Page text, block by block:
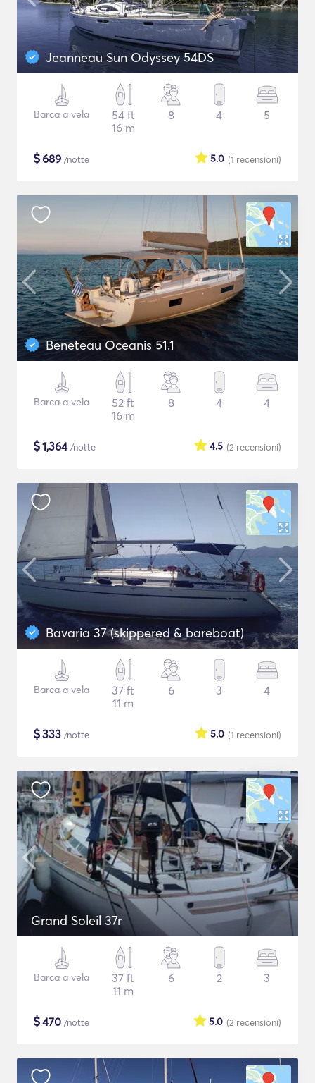
Jeanneau Sun Odyssey 54DS
Barca a vela
54 ft
16 m
8 4 5
$689 /notte (1 recensioni)
5.0
Beneteau Oceanis 51.1
Barca a vela
52 ft
16 m
8 4 4
$1,364/notte (2 recensioni)
4.5
Bavaria 37 (skippered & bareboat)
Barca a vela
37 ft
11 m
6 3 4
$333 /notte (1 recensioni)
5.0
Grand Soleil 37r
Barca a vela
37 ft
11 m
6 2 3
$470 /notte (2 recensioni)
5.0